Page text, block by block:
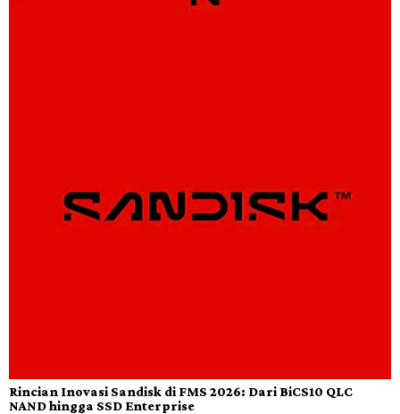
Rincian Inovasi Sandisk di FMS 2026: Dari BiCS10 QLC
NAND hingga SSD Enterprise